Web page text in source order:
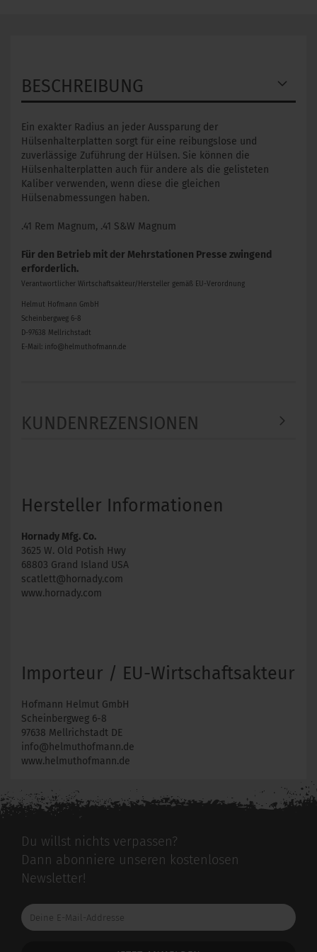
BESCHREIBUNG
Ein exakter Radius an jeder Aussparung der
Hülsenhalterplatten sorgt für eine reibungslose und
zuverlässige Zuführung der Hülsen. Sie können die
Hülsenhalterplatten auch für andere als die gelisteten
Kaliber verwenden, wenn diese die gleichen
Hülsenabmessungen haben.
.41 Rem Magnum, .41 S&W Magnum
Für den Betrieb mit der Mehrstationen Presse zwingend
erforderlich.
Verantwortlicher Wirtschaftsakteur/Hersteller gemäß EU-Verordnung
Helmut Hofmann GmbH
Scheinbergweg 6-8
D-97638 Mellrichstadt
E-Mail: info@helmuthofmann.de
KUNDENREZENSIONEN
Hersteller Informationen
Hornady Mfg. Co.
3625 W. Old Potish Hwy
68803 Grand Island USA
scatlett@hornady.com
www.hornady.com
Importeur / EU-Wirtschaftsakteur
Hofmann Helmut GmbH
Scheinbergweg 6-8
97638 Mellrichstadt DE
info@helmuthofmann.de
www.helmuthofmann.de
Du willst nichts verpassen?
Dann abonniere unseren kostenlosen
Newsletter!
Deine
E-